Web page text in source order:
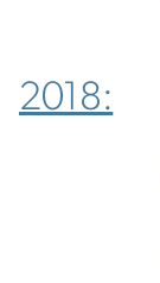
2018: